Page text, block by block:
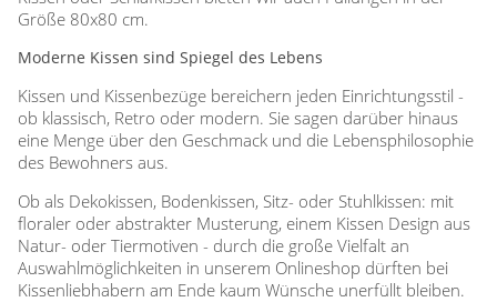
Größe 80x80 cm.
Moderne Kissen sind Spiegel des Lebens
Kissen und Kissenbezüge bereichern jeden Einrichtungsstil -
ob klassisch, Retro oder modern. Sie sagen darüber hinaus
eine Menge über den Geschmack und die Lebensphilosophie
des Bewohners aus.
Ob als Dekokissen, Bodenkissen, Sitz- oder Stuhlkissen: mit
floraler oder abstrakter Musterung, einem Kissen Design aus
Natur- oder Tiermotiven - durch die große Vielfalt an
Auswahlmöglichkeiten in unserem Onlineshop dürften bei
Kissenliebhabern am Ende kaum Wünsche unerfüllt bleiben.